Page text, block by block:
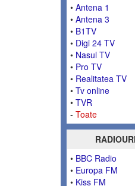
• Antena 1
• Antena 3
• B1TV
• Digi 24 TV
• Nasul TV
• Pro TV
• Realitatea TV
• Tv online
• TVR
- Toate
RADIOURI
• BBC Radio
• Europa FM
• Kiss FM